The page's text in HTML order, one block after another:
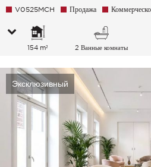
V0525MCH Продажа
154 m² 2 Ванные комнаты
Эксклюзивный